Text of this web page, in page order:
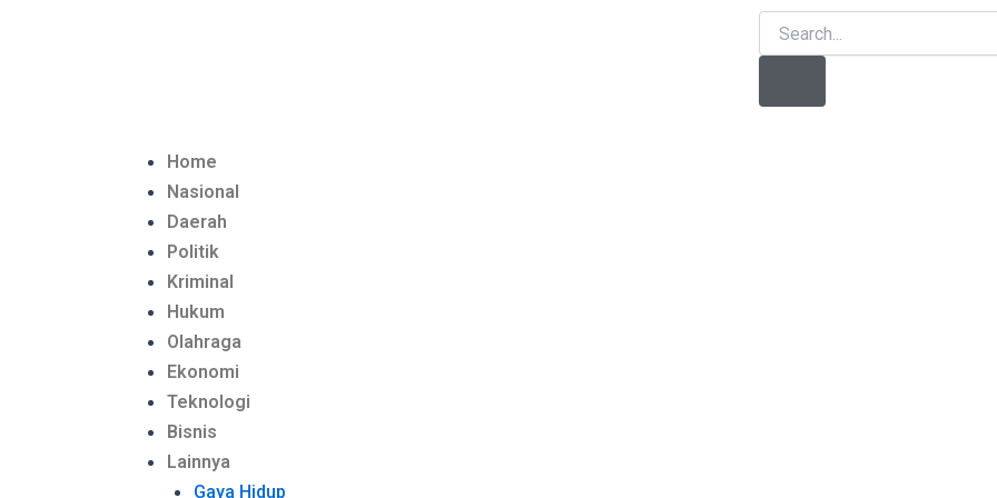
SearchSearch
Home
Nasional
Daerah
Politik
Kriminal
Hukum
Olahraga
Ekonomi
Teknologi
Bisnis
Lainnya
Gaya Hidup